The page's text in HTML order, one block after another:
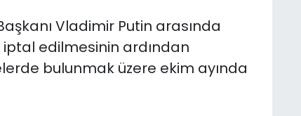
Vladimir Putin arasında
edilmesinin ardından
bulunmak üzere ekim ayında